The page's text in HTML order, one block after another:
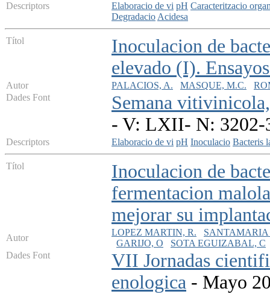
Descriptors Elaboracio de vi pH Caracteritzacio
DegradacioAcidesa
Títol
Inoculacion de
elevado (I).
Autor PALACIOS, A. MASQUE, M.C.
Dades Font
Semana
- V: LXII- N: 3202-
Descriptors Elaboracio de vi pH Inoculacio Bacteris
Títol
Inoculacion de
fermentacion
mejorar su
Autor
LOPEZ MARTIN, R.
SANTAMARIA
GARIJO, O
SOTA EGUIZABAL, C
Dades Font
VII Jornadas
enologica - Mayo